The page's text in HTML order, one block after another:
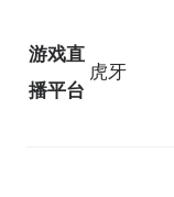
游戏直
播平台
虎牙